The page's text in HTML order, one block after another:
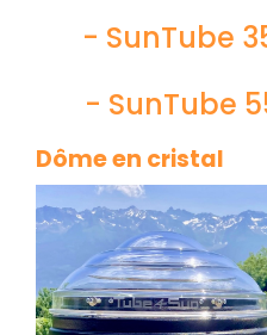
- SunTube
- SunTube
Dôme en cristal